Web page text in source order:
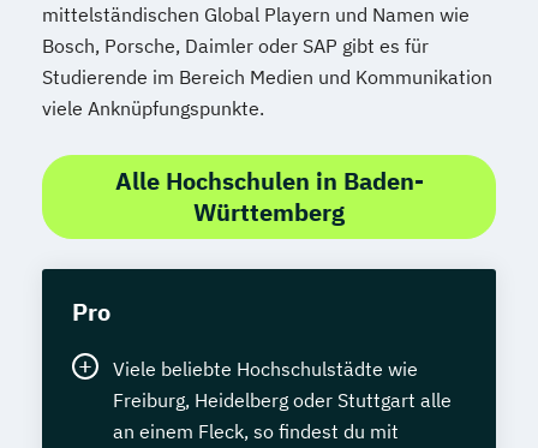
mittelständischen Global Playern und Namen wie
Bosch, Porsche, Daimler oder SAP gibt es für
Studierende im Bereich Medien und Kommunikation
viele Anknüpfungspunkte.
Alle Hochschulen in Baden-
Württemberg
Pro
Viele beliebte Hochschulstädte wie
Freiburg, Heidelberg oder Stuttgart alle
an einem Fleck, so findest du mit